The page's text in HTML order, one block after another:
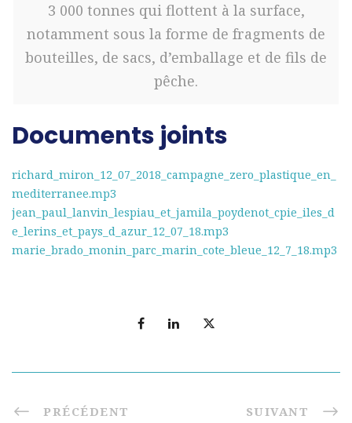
3 000 tonnes qui flottent à la surface,
notamment sous la forme de fragments de
bouteilles, de sacs, d’emballage et de fils de
pêche.
Documents joints
richard_miron_12_07_2018_campagne_zero_plastique_en_
mediterranee.mp3
jean_paul_lanvin_lespiau_et_jamila_poydenot_cpie_iles_d
e_lerins_et_pays_d_azur_12_07_18.mp3
marie_brado_monin_parc_marin_cote_bleue_12_7_18.mp3
PRÉCÉDENT SUIVANT